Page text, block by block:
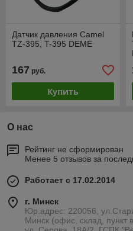
Датчик давления Camel
TZ-395, T-395 DEME
167 руб.
Купить
О нас
Рейтинг не сформирован
Менее 5 отзывов за
Работает с 17.02.2014
г. Минск
Юр.адрес: 220056,
Минск (офис, склад,